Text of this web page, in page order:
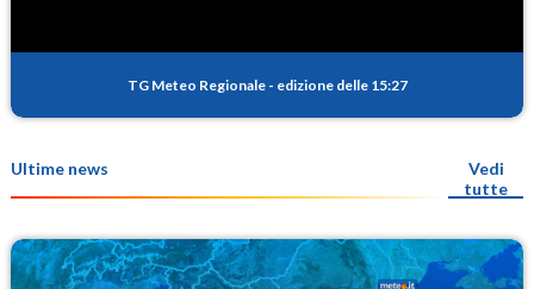
TG Meteo Regionale - edizione delle 15:27
Ultime news
Vedi
tutte